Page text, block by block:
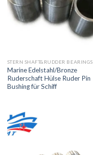
STERN SHAFT&RUDDER BEARINGS
Marine Edelstahl/Bronze
Ruderschaft Hülse Ruder Pin
Bushing für Schiff